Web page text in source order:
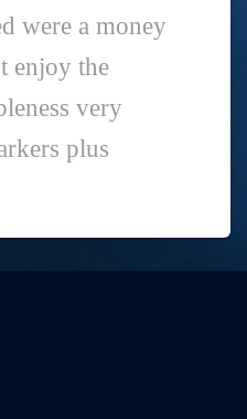
were a money
enjoy the
very
plus